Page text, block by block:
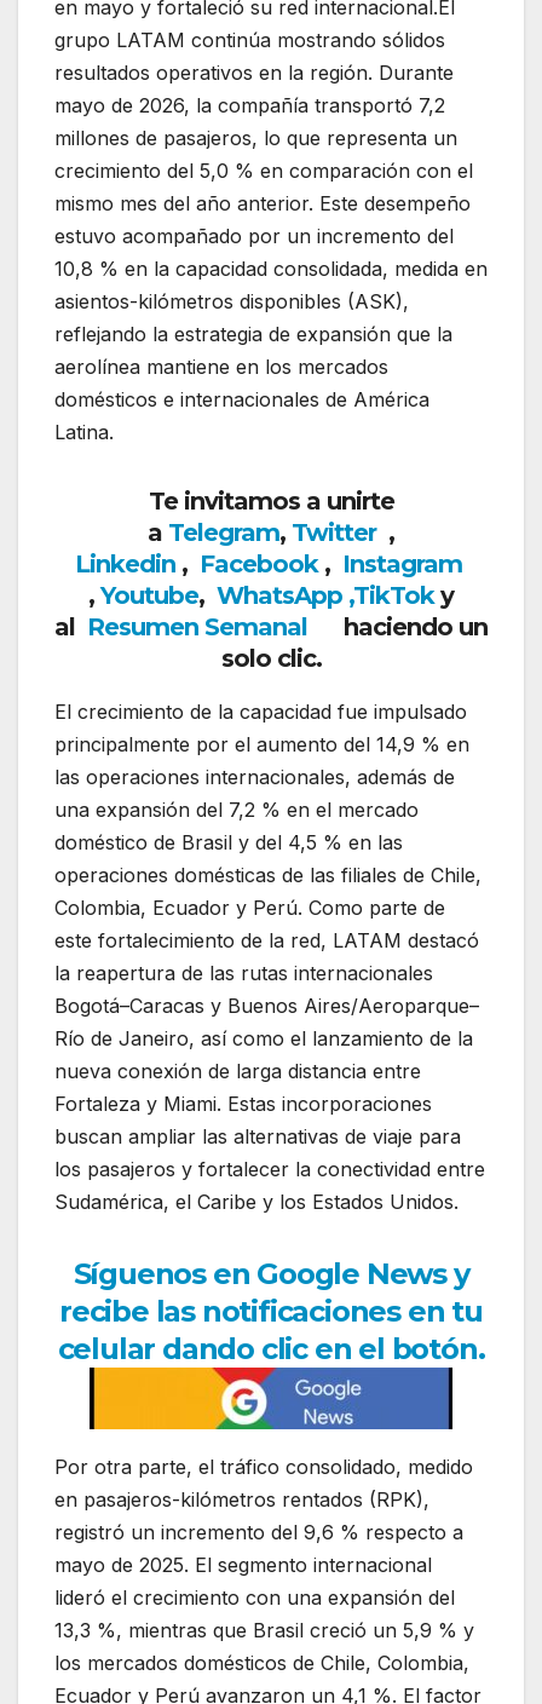
en mayo y fortaleció su red internacional.El
grupo LATAM continúa mostrando sólidos
resultados operativos en la región. Durante
mayo de 2026, la compañía transportó 7,2
millones de pasajeros, lo que representa un
crecimiento del 5,0 % en comparación con el
mismo mes del año anterior. Este desempeño
estuvo acompañado por un incremento del
10,8 % en la capacidad consolidada, medida en
asientos-kilómetros disponibles (ASK),
reflejando la estrategia de expansión que la
aerolínea mantiene en los mercados
domésticos e internacionales de América
Latina.
Te invitamos a unirte
a Telegram, Twitter ,
Linkedin, Facebook, Instagram
,Youtube, WhatsApp ,TikToky
al Resumen Semanal haciendo un
solo clic.
El crecimiento de la capacidad fue impulsado
principalmente por el aumento del 14,9 % en
las operaciones internacionales, además de
una expansión del 7,2 % en el mercado
doméstico de Brasil y del 4,5 % en las
operaciones domésticas de las filiales de Chile,
Colombia, Ecuador y Perú. Como parte de
este fortalecimiento de la red, LATAM destacó
la reapertura de las rutas internacionales
Bogotá–Caracas y Buenos Aires/Aeroparque–
Río de Janeiro, así como el lanzamiento de la
nueva conexión de larga distancia entre
Fortaleza y Miami. Estas incorporaciones
buscan ampliar las alternativas de viaje para
los pasajeros y fortalecer la conectividad entre
Sudamérica, el Caribe y los Estados Unidos.
Síguenos en Google News y
recibe las notificaciones en tu
celular dando clic en el botón.
Por otra parte, el tráfico consolidado, medido
en pasajeros-kilómetros rentados (RPK),
registró un incremento del 9,6 % respecto a
mayo de 2025. El segmento internacional
lideró el crecimiento con una expansión del
13,3 %, mientras que Brasil creció un 5,9 % y
los mercados domésticos de Chile, Colombia,
Ecuador y Perú avanzaron un 4,1 %. El factor